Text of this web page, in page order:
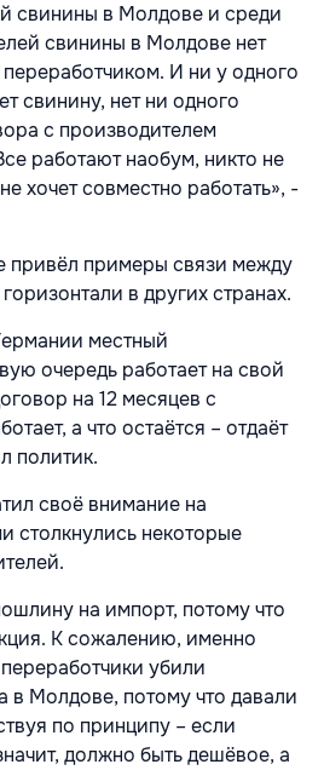
свинины в Молдове и среди
свинины в Молдове нет
И ни у одного
свинину, нет ни одного
с производителем
работают наобум, никто не
хочет совместно работать», -
привёл примеры связи между
в других странах.
местный
очередь работает на свой
на 12 месяцев с
а что остаётся – отдаёт
политик.
своё внимание на
столкнулись некоторые
на импорт, потому что
К сожалению, именно
убили
в Молдове, потому что давали
по принципу – если
должно быть дешёвое, а